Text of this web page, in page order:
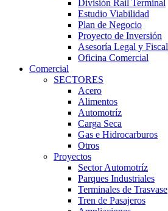
División Rail Terminal
Estudio Viabilidad
Plan de Negocio
Proyecto de Inversión
Asesoría Legal y Fiscal
Oficina Comercial
Comercial
SECTORES
Acero
Alimentos
Automotríz
Carga Seca
Gas e Hidrocarburos
Otros
Proyectos
Sector Automotríz
Parques Industriales
Terminales de Trasvase
Tren de Pasajeros